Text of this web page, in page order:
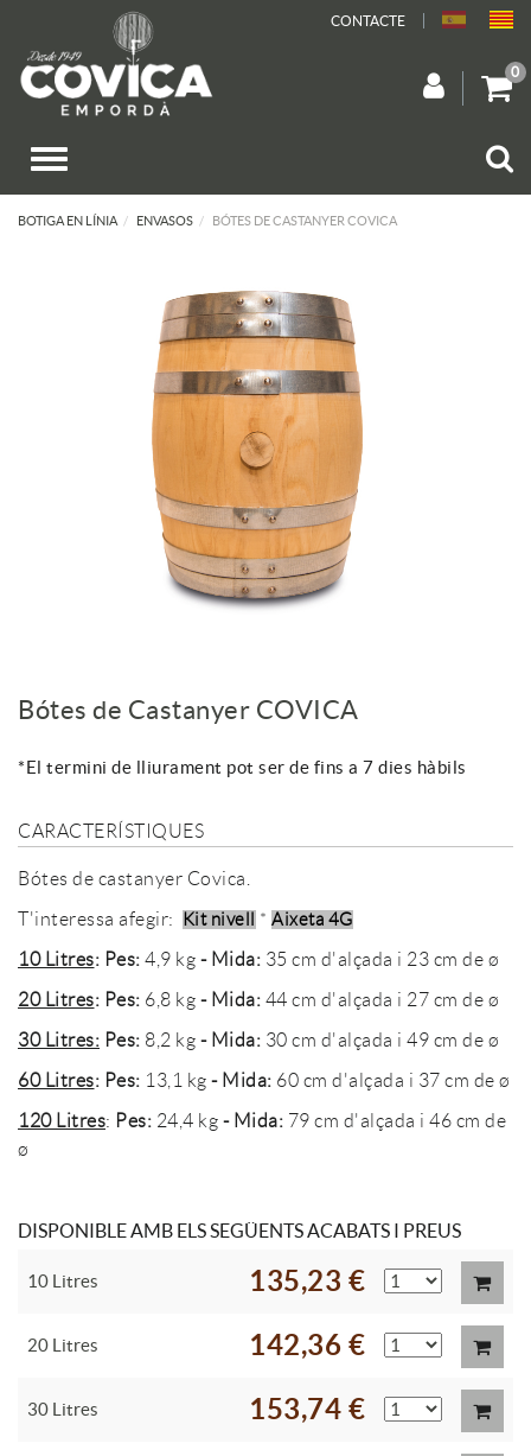
CONTACTE
0
BOTIGA EN LÍNIA ENVASOS BÓTES DE CASTANYER COVICA
Bótes de Castanyer COVICA
*El termini de lliurament pot ser de fins a 7 dies hàbils
CARACTERÍSTIQUES
Bótes de castanyer Covica.
T'interessa afegir:
Kit nivel * Aixeta 4G
10 Litres: Pes: 4,9 kg - Mida: 35 cm d'alçada i 23 cm de ø
20 Litres: Pes: 6,8 kg - Mida: 44 cm d'alçada i 27 cm de ø
30 Litres: Pes: 8,2 kg - Mida: 30 cm d'alçada i 49 cm de ø
60 Litres: Pes: 13,1 kg - Mida: 60 cm d'alçada i 37 cm de ø
120 Litres: Pes: 24,4 kg - Mida: 79 cm d'alçada i 46 cm de
ø
DISPONIBLE AMB ELS SEGÜENTS ACABATS I PREUS
10 Litres 135,23 €
20 Litres 142,36 €
30 Litres 153,74 €